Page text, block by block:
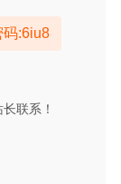
码:6iu8
联系！
器 2020-04-29